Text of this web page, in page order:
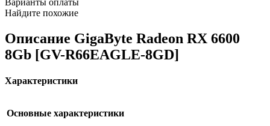
Найдите похожие
Описание GigaByte Radeon RX 6600
8Gb [GV-R66EAGLE-8GD]
Характеристики
Основные характеристики